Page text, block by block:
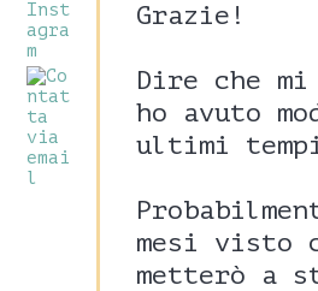
Grazie!
Dire che
ho avuto
ultimi
mesi visto
metterò a